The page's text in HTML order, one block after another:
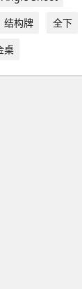
结构牌
全下
桌